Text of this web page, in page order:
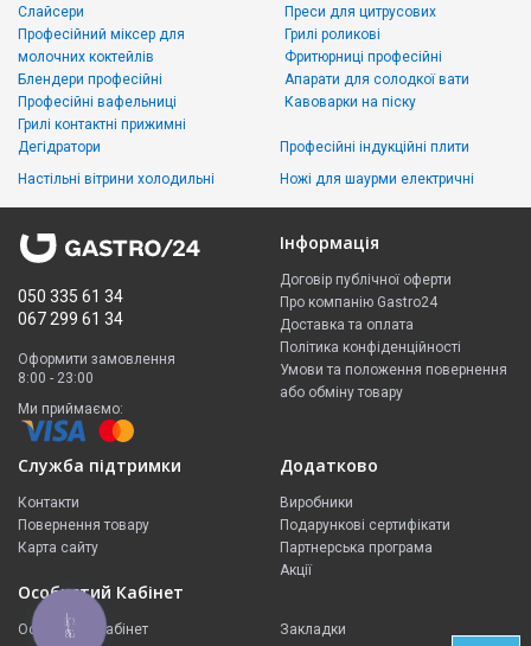
Слайсери
Преси для цитрусових
Професійний міксер для
молочних коктейлів
Блендери професійні
Професійні вафельниці
Грилі контактні прижимні
Грилі роликові
Фритюрниці професійні
Апарати для солодкої вати
Кавоварки на піску
Дегідратори
Настільні вітрини холодильні
Професійні індукційні плити
Ножі для шаурми електричні
050 335 61 34
067 299 61 34
Оформити замовлення
8:00 - 23:00
Ми приймаємо:
Інформація
Договір публічної оферти
Про компанію Gastro24
Доставка та оплата
Політика конфіденційності
Умови та положення повернення
або обміну товару
Служба підтримки
Контакти
Повернення товару
Карта сайту
Додатково
Виробники
Подарункові сертифікати
Партнерська програма
Акції
Особистий Кабінет
Особистий Кабінет Закладки
КНОПКА
ЗВ'ЯЗКУ